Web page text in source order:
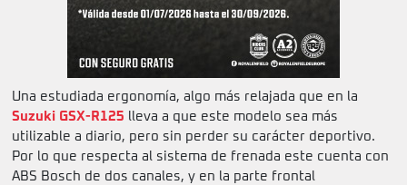
Una estudiada ergonomía, algo más relajada que en la
Suzuki GSX-R125 lleva a que este modelo sea más
utilizable a diario, pero sin perder su carácter deportivo.
Por lo que respecta al sistema de frenada este cuenta con
ABS Bosch de dos canales, y en la parte frontal